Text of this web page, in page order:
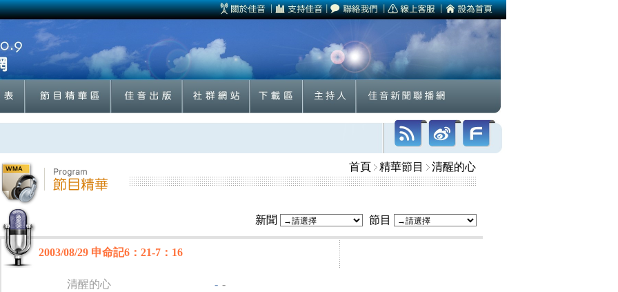
首頁 精華節目 清醒的心
新聞 節目
2003/08/29 申命記6：21-7：16
清醒的心 - -